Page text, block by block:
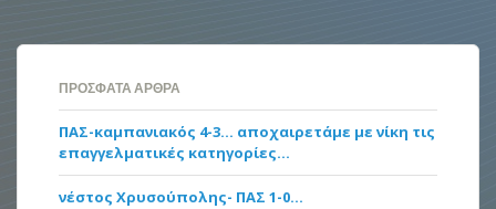
ΠΡΌΣΦΑΤΑ ΆΡΘΡΑ
ΠΑΣ-καμπανιακός 4-3… αποχαιρετάμε με νίκη τις
επαγγελματικές κατηγορίες…
νέστος Χρυσούπολης- ΠΑΣ 1-0…